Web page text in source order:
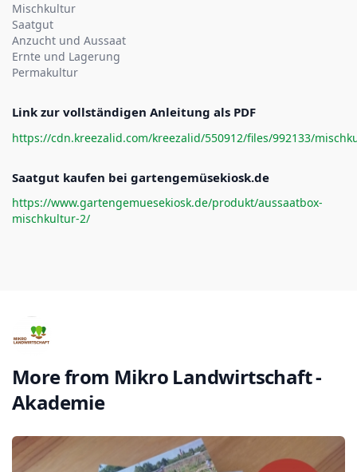
Mischkultur
Saatgut
Anzucht und Aussaat
Ernte und Lagerung
Permakultur
Link zur vollständigen Anleitung als PDF
https://cdn.kreezalid.com/kreezalid/550912/files/992133/
Saatgut kaufen bei gartengemüsekiosk.de
https://www.gartengemuesekiosk.de/produkt/aussaatbox-
mischkultur-2/
More from Mikro Landwirtschaft -
Akademie